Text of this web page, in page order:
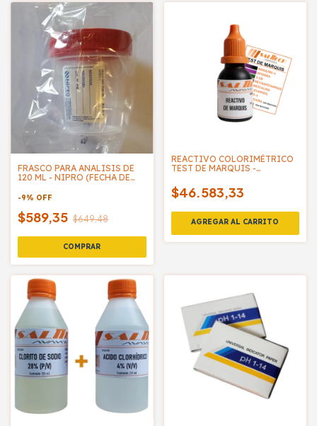
FRASCO PARA ANALISIS DE
120 ML - NIPRO (FECHA DE
-9% OFF
$589,35 $649,48
REACTIVO COLORIMÉTRICO
TEST DE MARQUIS -
$46.583,33